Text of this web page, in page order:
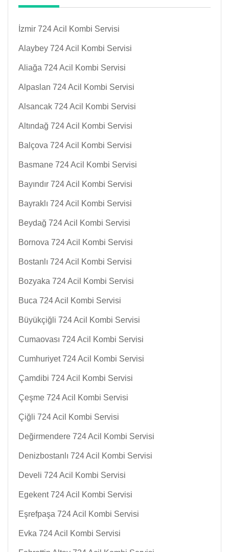
İzmir 724 Acil Kombi Servisi
Alaybey 724 Acil Kombi Servisi
Aliağa 724 Acil Kombi Servisi
Alpaslan 724 Acil Kombi Servisi
Alsancak 724 Acil Kombi Servisi
Altındağ 724 Acil Kombi Servisi
Balçova 724 Acil Kombi Servisi
Basmane 724 Acil Kombi Servisi
Bayındır 724 Acil Kombi Servisi
Bayraklı 724 Acil Kombi Servisi
Beydağ 724 Acil Kombi Servisi
Bornova 724 Acil Kombi Servisi
Bostanlı 724 Acil Kombi Servisi
Bozyaka 724 Acil Kombi Servisi
Buca 724 Acil Kombi Servisi
Büyükçiğli 724 Acil Kombi Servisi
Cumaovası 724 Acil Kombi Servisi
Cumhuriyet 724 Acil Kombi Servisi
Çamdibi 724 Acil Kombi Servisi
Çeşme 724 Acil Kombi Servisi
Çiğli 724 Acil Kombi Servisi
Değirmendere 724 Acil Kombi Servisi
Denizbostanlı 724 Acil Kombi Servisi
Develi 724 Acil Kombi Servisi
Egekent 724 Acil Kombi Servisi
Eşrefpaşa 724 Acil Kombi Servisi
Evka 724 Acil Kombi Servisi